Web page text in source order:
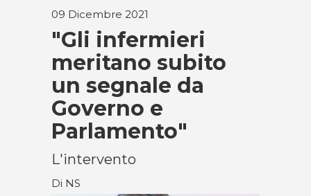
09 Dicembre 2021
"Gli infermieri
meritano subito
un segnale da
Governo e
Parlamento"
L'intervento
Di NS